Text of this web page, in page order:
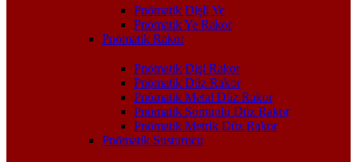
Pnömatik Dişli Ye
Pnömatik Ye Rakor
Pnömatik Rakor
Pnömatik Dişi Rakor
Pnömatik Düz Rakor
Pnömatik Metal Düz Rakor
Pnömatik Somunlu Düz Rakor
Pnömatik Metrik Düz Rakor
Pnömatik Susturucu